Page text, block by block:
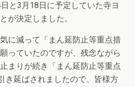
と3月18日に予定していた寺ヨ
が決定しました。
に減って「まん延防止等重点措
っていたのですが、残念ながら
まりが続き「まん延防止等重点
き延ばされましたので、皆様方